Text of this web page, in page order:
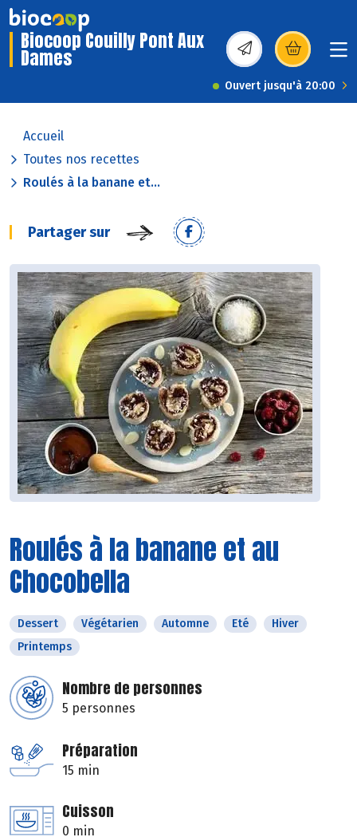
Biocoop Couilly Pont Aux
Dames (s’ouvre dans une
Ouvert jusqu'à 20:00
Accueil
Toutes nos recettes
Roulés à la banane et...
Partager sur
Roulés à la banane et au
Chocobella
Dessert Végétarien Automne Eté
Hiver
Printemps
Nombre de personnes
5 personnes
Préparation
15 min
Cuisson
0 min